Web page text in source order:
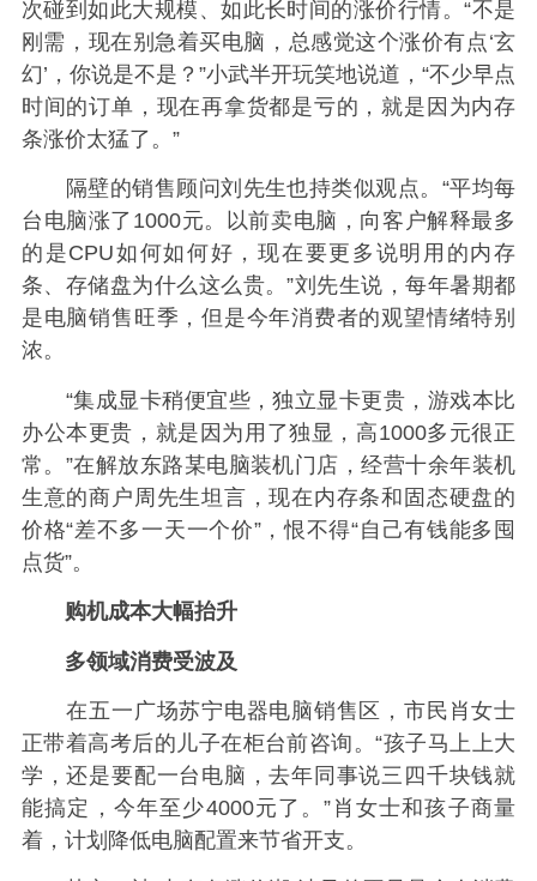
次碰到如此大规模、如此长时间的涨价行情。“不是
刚需，现在别急着买电脑，总感觉这个涨价有点‘玄
幻’，你说是不是？”小武半开玩笑地说道，“不少早点
时间的订单，现在再拿货都是亏的，就是因为内存
条涨价太猛了。”
隔壁的销售顾问刘先生也持类似观点。“平均每
台电脑涨了1000元。以前卖电脑，向客户解释最多
的是CPU如何如何好，现在要更多说明用的内存
条、存储盘为什么这么贵。”刘先生说，每年暑期都
是电脑销售旺季，但是今年消费者的观望情绪特别
浓。
“集成显卡稍便宜些，独立显卡更贵，游戏本比
办公本更贵，就是因为用了独显，高1000多元很正
常。”在解放东路某电脑装机门店，经营十余年装机
生意的商户周先生坦言，现在内存条和固态硬盘的
价格“差不多一天一个价”，恨不得“自己有钱能多囤
点货”。
购机成本大幅抬升
多领域消费受波及
在五一广场苏宁电器电脑销售区，市民肖女士
正带着高考后的儿子在柜台前咨询。“孩子马上上大
学，还是要配一台电脑，去年同事说三四千块钱就
能搞定，今年至少4000元了。”肖女士和孩子商量
着，计划降低电脑配置来节省开支。